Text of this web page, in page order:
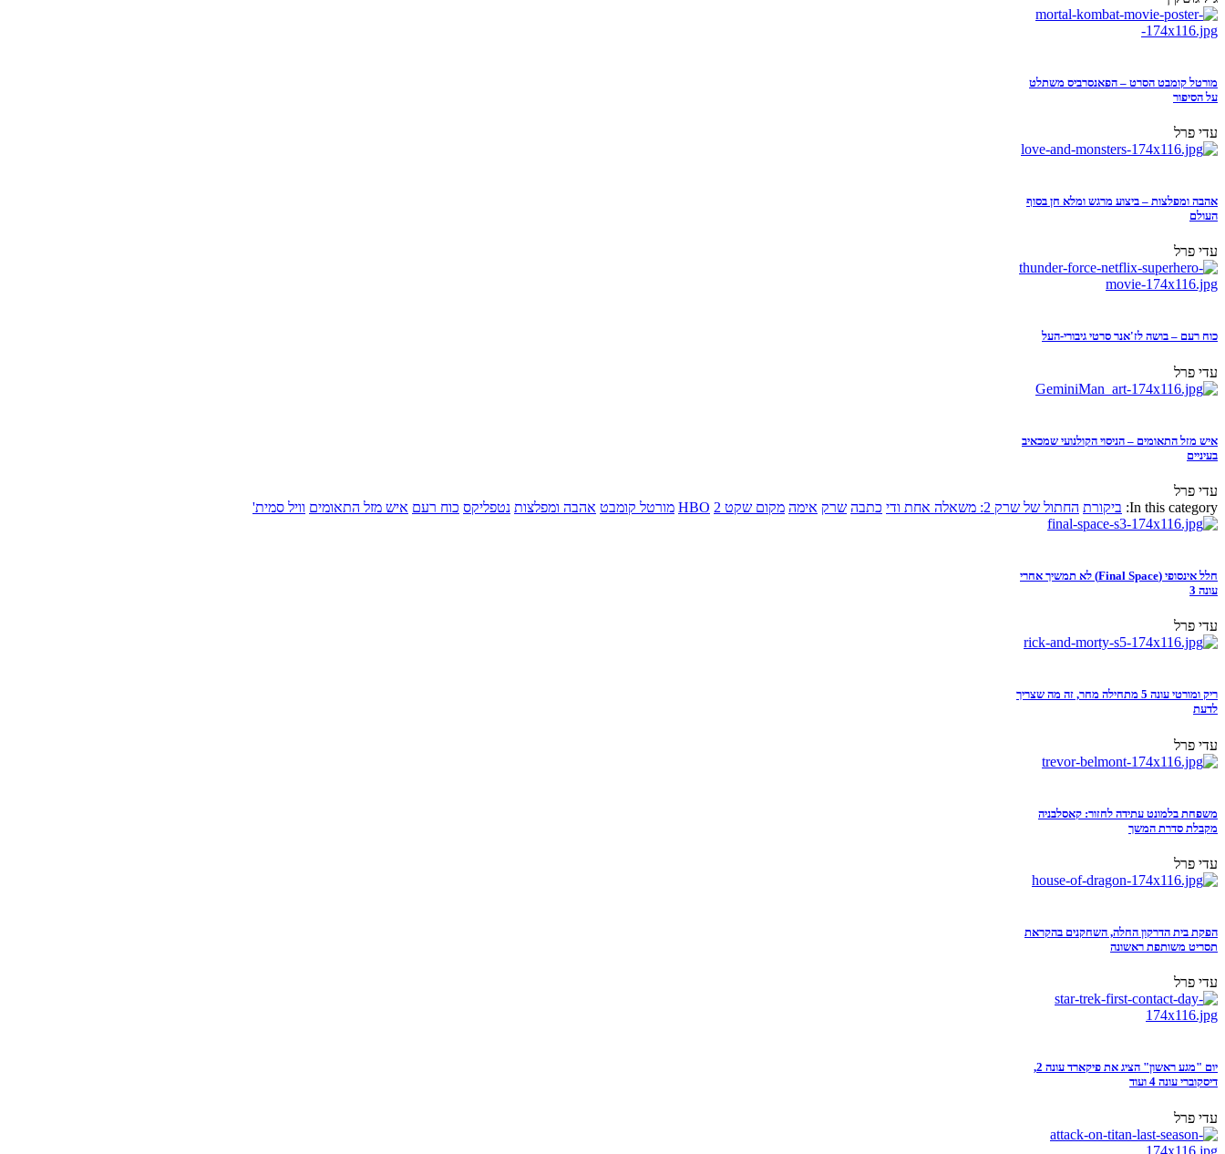
מורטל קומבט הסרט – הפאנסרביס משתלט
על הסיפור
עדי פרל
אהבה ומפלצות – ביצוע מרגש ומלא חן בסוף
העולם
עדי פרל
כוח רעם – בושה לז'אנר סרטי גיבורי-העל
עדי פרל
איש מזל התאומים – הניסוי הקולנועי שמכאיב
בעיניים
עדי פרל
In this category: ביקורת החתול של שרק 2: משאלה אחת ודי כתבה שרק אימה מקום שקט 2 HBO מורטל קומבט אהבה ומפלצות נטפליקס כוח רעם איש מזל התאומים וויל סמית'
חלל אינסופי (Final Space) לא תמשיך אחרי
עונה 3
עדי פרל
ריק ומורטי עונה 5 מתחילה מחר, זה מה שצריך
לדעת
עדי פרל
משפחת בלמונט עתידה לחזור: קאסלבניה
מקבלת סדרת המשך
עדי פרל
הפקת בית הדרקון החלה, השחקנים בהקראת
תסריט משותפת ראשונה
עדי פרל
יום "מגע ראשון" הציג את פיקארד עונה 2,
דיסקוברי עונה 4 ועוד
עדי פרל